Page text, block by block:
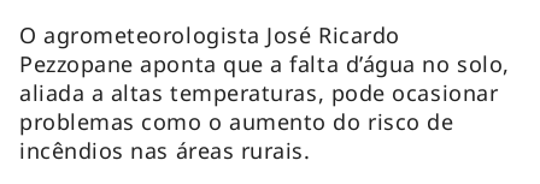
O agrometeorologista José Ricardo
Pezzopane aponta que a falta d’água no solo,
aliada a altas temperaturas, pode ocasionar
problemas como o aumento do risco de
incêndios nas áreas rurais.